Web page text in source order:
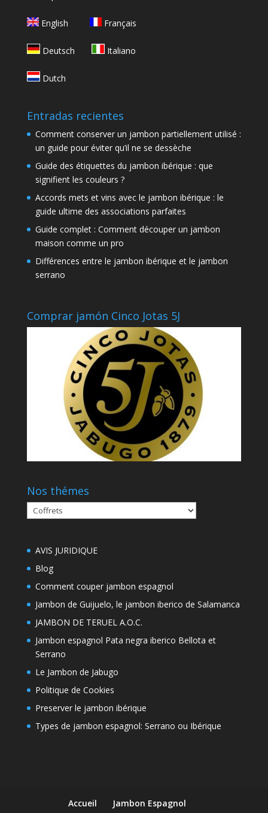
English Français
Deutsch Italiano
Dutch
Entradas recientes
Comment conserver un jambon partiellement utilisé :
un guide pour éviter qu’il ne se dessèche
Guide des étiquettes du jambon ibérique : que
signifient les couleurs ?
Accords mets et vins avec le jambon ibérique : le
guide ultime des associations parfaites
Guide complet : Comment découper un jambon
maison comme un pro
Différences entre le jambon ibérique et le jambon
serrano
Comprar jamón Cinco Jotas 5J
Nos thémes
Nos
thémes
AVIS JURIDIQUE
Blog
Comment couper jambon espagnol
Jambon de Guijuelo, le jambon iberico de Salamanca
JAMBON DE TERUEL A.O.C.
Jambon espagnol Pata negra iberico Bellota et
Serrano
Le Jambon de Jabugo
Politique de Cookies
Preserver le jambon ibérique
Types de jambon espagnol: Serrano ou Ibérique
Accueil
Jambon Espagnol